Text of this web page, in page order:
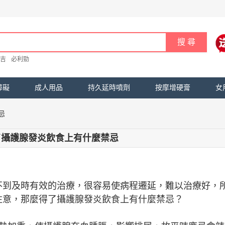
必利勁
礙 成人用品 持久延時噴劑 按摩增硬膏 女
護腺發炎飲食上有什麼禁忌
及時有效的治療，很容易使病程遷延，難以治療好，
，那麼得了攝護腺發炎飲食上有什麼禁忌？